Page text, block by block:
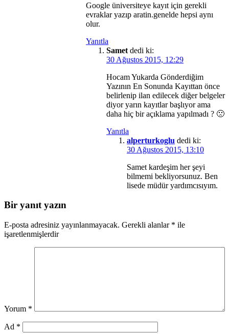
Google üniversiteye kayıt için gerekli
evraklar yazıp aratin.genelde hepsi aynı
olur.
Yanıtla
Samet dedi ki:
30 Ağustos 2015, 12:29
Hocam Yukarda Gönderdiğim
Yazının En Sonunda Kayıttan önce
belirlenip ilan edilecek diğer belgeler
diyor yarın kayıtlar başlıyor ama
daha hiç bir açıklama yapılmadı ? 🙁
Yanıtla
alperturkoglu dedi ki:
30 Ağustos 2015, 13:10
Samet kardeşim her şeyi
bilmemi bekliyorsunuz. Ben
lisede müdür yardımcısıyım.
Bir yanıt yazın
E-posta adresiniz yayınlanmayacak. Gerekli alanlar * ile
işaretlenmişlerdir
Yorum *
Ad *